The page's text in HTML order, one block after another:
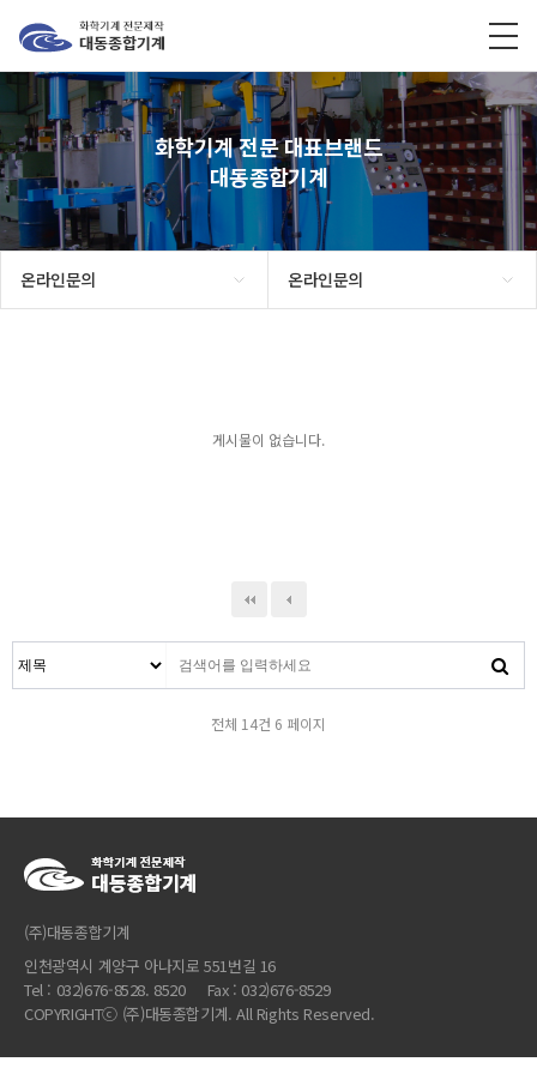
화학기계 전문 대표브랜드
대동종합기계
온라인문의 온라인문의
게시물이 없습니다.
전체 14건 6 페이지
(주)대동종합기계
인천광역시 계양구 아나지로 551번길 16
Tel : 032)676-8528. 8520 Fax : 032)676-8529
COPYRIGHTⓒ (주)대동종합기계. All Rights Reserved.